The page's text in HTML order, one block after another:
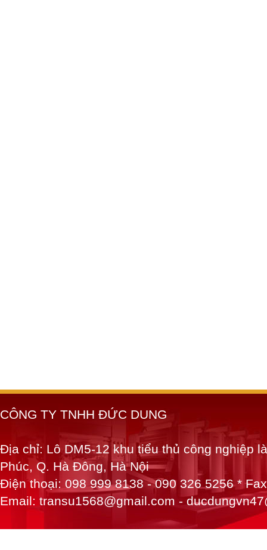
CÔNG TY TNHH ĐỨC DUNG
Địa chỉ: Lô DM5-12 khu tiểu thủ công nghiệp
Phúc, Q. Hà Đông, Hà Nội
Điện thoại: 098 999 8138 - 090 326 5256 *
Email: transu1568@gmail.com -